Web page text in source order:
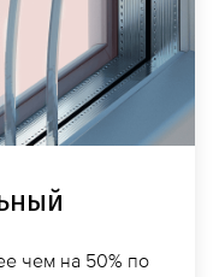
чем на 50% по